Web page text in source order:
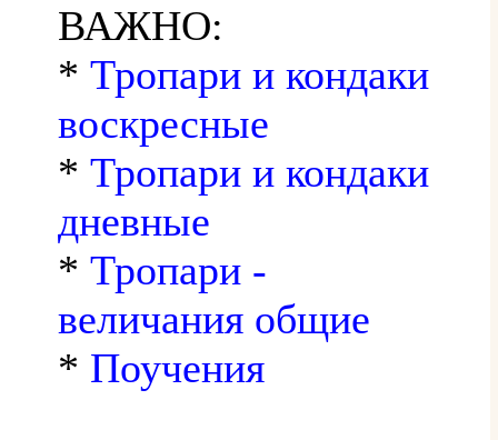
ВАЖНО:
* Тропари и кондаки
воскресные
* Тропари и кондаки
дневные
* Тропари -
величания общие
* Поучения